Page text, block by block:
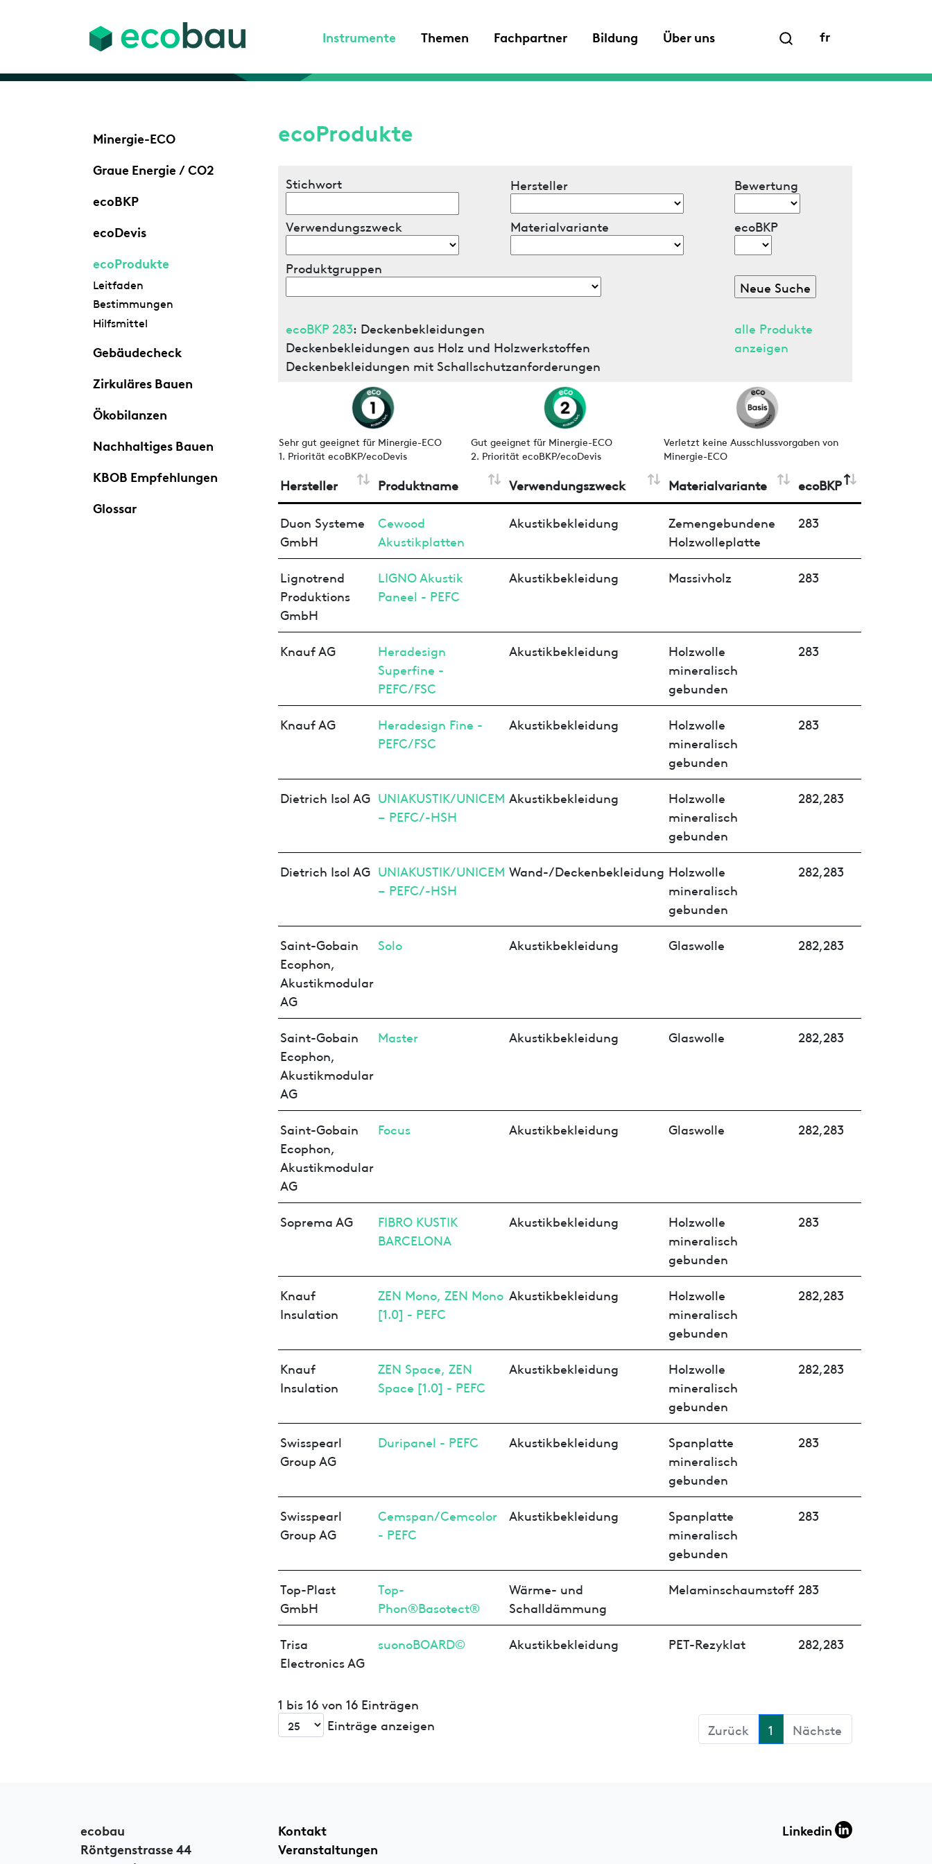
Instrumente Themen Fachpartner Bildung Über uns fr
Minergie-ECO
Graue Energie / CO2
ecoBKP
ecoDevis
ecoProdukte
Leitfaden
Bestimmungen
Hilfsmittel
Gebäudecheck
Zirkuläres Bauen
Ökobilanzen
Nachhaltiges Bauen
KBOB Empfehlungen
Glossar
ecoProdukte
Stichwort Hersteller Bewertung
Verwendungszweck Materialvariante ecoBKP
Produktgruppen
ecoBKP 283: Deckenbekleidungen
Deckenbekleidungen aus Holz und Holzwerkstoffen
Deckenbekleidungen mit Schallschutzanforderungen
alle Produkte
anzeigen
Sehr gut geeignet für Minergie-ECO
1. Priorität ecoBKP/ecoDevis
Gut geeignet für Minergie-ECO
2. Priorität ecoBKP/ecoDevis
Verletzt keine Ausschlussvorgaben von
Minergie-ECO
Hersteller Produktname Verwendungszweck Materialvariante ecoBKP
Duon Systeme
GmbH
Cewood
Akustikplatten
Akustikbekleidung
Zemengebundene
Holzwolleplatte
283
Lignotrend
Produktions
GmbH
LIGNO Akustik
Paneel - PEFC
Akustikbekleidung Massivholz 283
Knauf AG
Heradesign
Superfine -
PEFC/FSC
Akustikbekleidung
Holzwolle
mineralisch
gebunden
283
Knauf AG
Heradesign Fine -
PEFC/FSC
Akustikbekleidung
Holzwolle
mineralisch
gebunden
283
Dietrich Isol AG UNIAKUSTIK/UNICEM
– PEFC/-HSH
Akustikbekleidung
Holzwolle
mineralisch
gebunden
282,283
Dietrich Isol AG UNIAKUSTIK/UNICEM
– PEFC/-HSH
Wand-/Deckenbekleidung Holzwolle
mineralisch
gebunden
282,283
Saint-Gobain
Ecophon,
Akustikmodular
AG
Solo Akustikbekleidung Glaswolle 282,283
Saint-Gobain
Ecophon,
Akustikmodular
AG
Master Akustikbekleidung Glaswolle 282,283
Saint-Gobain
Ecophon,
Akustikmodular
AG
Focus Akustikbekleidung Glaswolle 282,283
Soprema AG
FIBRO KUSTIK
BARCELONA
Akustikbekleidung
Holzwolle
mineralisch
gebunden
283
Knauf
Insulation
ZEN Mono, ZEN Mono
[1.0] - PEFC
Akustikbekleidung
Holzwolle
mineralisch
gebunden
282,283
Knauf
Insulation
ZEN Space, ZEN
Space [1.0] - PEFC
Akustikbekleidung
Holzwolle
mineralisch
gebunden
282,283
Swisspearl
Group AG
Duripanel - PEFC Akustikbekleidung
Spanplatte
mineralisch
gebunden
283
Swisspearl
Group AG
Cemspan/Cemcolor
- PEFC
Akustikbekleidung
Spanplatte
mineralisch
gebunden
283
Top-Plast
GmbH
Top-
Phon®Basotect®
Wärme- und
Schalldämmung
Melaminschaumstoff 283
Trisa
Electronics AG
suonoBOARD© Akustikbekleidung PET-Rezyklat 282,283
1 bis 16 von 16 Einträgen
Einträge anzeigen
Zurück 1 Nächste
ecobau
Röntgenstrasse 44
Kontakt
Veranstaltungen
Linkedin